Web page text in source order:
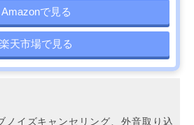
Amazonで見る
楽天市場で見る
ノイズキャンセリング、外音取り込